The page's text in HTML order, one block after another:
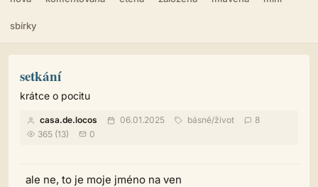
sbírky
setkání
krátce o pocitu
casa.de.locos 06.01.2025 básně/život
8
365 (13)
0
ale ne, to je moje jméno na ven